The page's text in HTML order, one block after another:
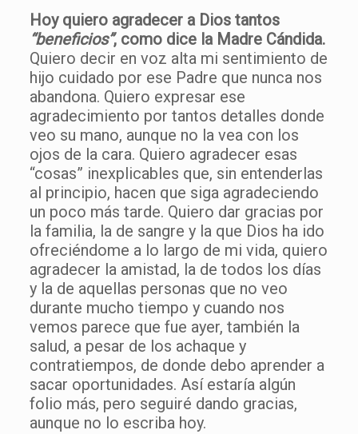
Hoy quiero agradecer a Dios tantos
“beneficios”, como dice la Madre Cándida.
Quiero decir en voz alta mi sentimiento de
hijo cuidado por ese Padre que nunca nos
abandona. Quiero expresar ese
agradecimiento por tantos detalles donde
veo su mano, aunque no la vea con los
ojos de la cara. Quiero agradecer esas
“cosas” inexplicables que, sin entenderlas
al principio, hacen que siga agradeciendo
un poco más tarde. Quiero dar gracias por
la familia, la de sangre y la que Dios ha ido
ofreciéndome a lo largo de mi vida, quiero
agradecer la amistad, la de todos los días
y la de aquellas personas que no veo
durante mucho tiempo y cuando nos
vemos parece que fue ayer, también la
salud, a pesar de los achaque y
contratiempos, de donde debo aprender a
sacar oportunidades. Así estaría algún
folio más, pero seguiré dando gracias,
aunque no lo escriba hoy.